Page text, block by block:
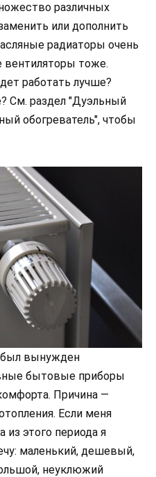
различных
или дополнить
радиаторы очень
вентиляторы тоже.
работать лучше?
См. раздел "Дуэльный
обогреватель", чтобы
вынужден
бытовые приборы
Причина —
Если меня
из этого периода я
маленький, дешевый,
неуклюжий